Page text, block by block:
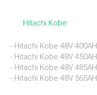
Hitachi Kobe
- Hitachi Kobe 48V 400AH
- Hitachi Kobe 48V 450AH
- Hitachi Kobe 48V 485AH
- Hitachi Kobe 48V 565AH